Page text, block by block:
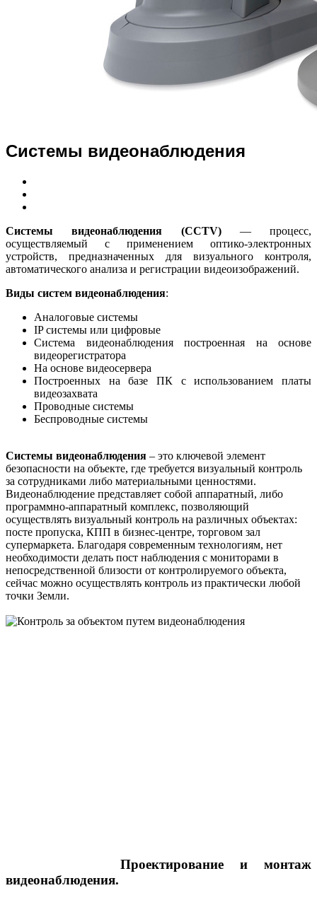
Системы видеонаблюдения
Системы видеонаблюдения (CCTV)— процесс,
осуществляемый с применением оптико-электронных
устройств, предназначенных для визуального контроля,
автоматического анализа и регистрации видеоизображений.
Виды систем видеонаблюдения:
Аналоговые системы
IP системы или цифровые
Система видеонаблюдения построенная на основе
видеорегистратора
На основе видеосервера
Построенных на базе ПК с использованием платы
видеозахвата
Проводные системы
Беспроводные системы
Системы видеонаблюдения – это ключевой элемент
безопасности на объекте, где требуется визуальный контроль
за сотрудниками либо материальными ценностями.
Видеонаблюдение представляет собой аппаратный, либо
программно-аппаратный комплекс, позволяющий
осуществлять визуальный контроль на различных объектах:
посте пропуска, КПП в бизнес-центре, торговом зал
супермаркета. Благодаря современным технологиям, нет
необходимости делать пост наблюдения с мониторами в
непосредственной близости от контролируемого объекта,
сейчас можно осуществлять контроль из практически любой
точки Земли.
Проектирование и монтаж
видеонаблюдения.